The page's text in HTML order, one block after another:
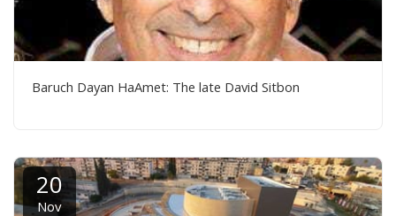
Baruch Dayan HaAmet: The late David Sitbon
20
Nov